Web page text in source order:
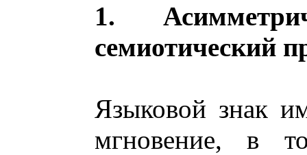
1.
семиотический
Языковой знак
мгновение, в